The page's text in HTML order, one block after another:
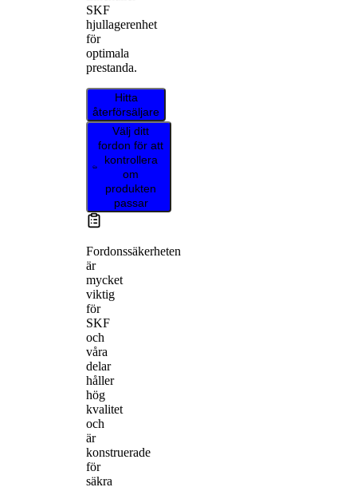
SKF
hjullagerenhet
för
optimala
prestanda.
Hitta
återförsäljare
Välj ditt
fordon för att
kontrollera
om
produkten
passar
Fordonssäkerheten
är
mycket
viktig
för
SKF
och
våra
delar
håller
hög
kvalitet
och
är
konstruerade
för
säkra